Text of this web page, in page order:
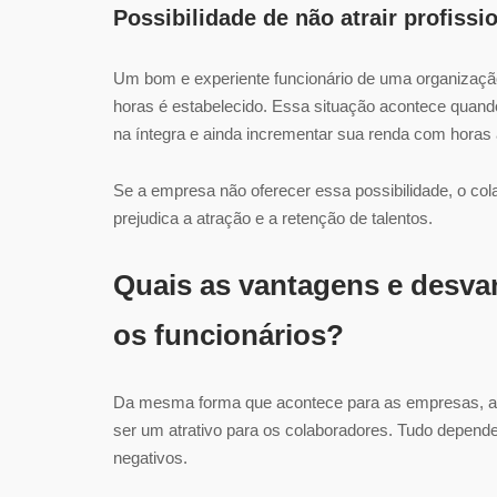
Possibilidade de não atrair
Um bom e experiente funcionário de uma
horas é estabelecido. Essa situação acontece
na íntegra e ainda incrementar sua renda com
Se a empresa não oferecer essa possibilidade, o
prejudica a atração e a retenção de talentos.
Quais as vantagens e
os funcionários?
Da mesma forma que acontece para as empresas,
ser um atrativo para os colaboradores. Tudo
negativos.